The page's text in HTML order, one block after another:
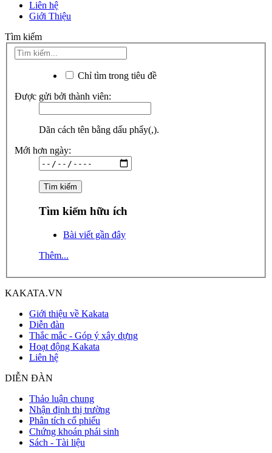
Liên hệ
Giới Thiệu
Tìm kiếm
Chỉ tìm trong tiêu đề
Được gửi bởi thành viên:
Dãn cách tên bằng dấu phẩy(,).
Mới hơn ngày:
Tìm kiếm hữu ích
Bài viết gần đây
Thêm...
KAKATA.VN
Giới thiệu về Kakata
Diễn đàn
Thắc mắc - Góp ý xây dựng
Hoạt động Kakata
Liên hệ
DIỄN ĐÀN
Thảo luận chung
Nhận định thị trường
Phân tích cổ phiếu
Chứng khoán phái sinh
Sách - Tài liệu